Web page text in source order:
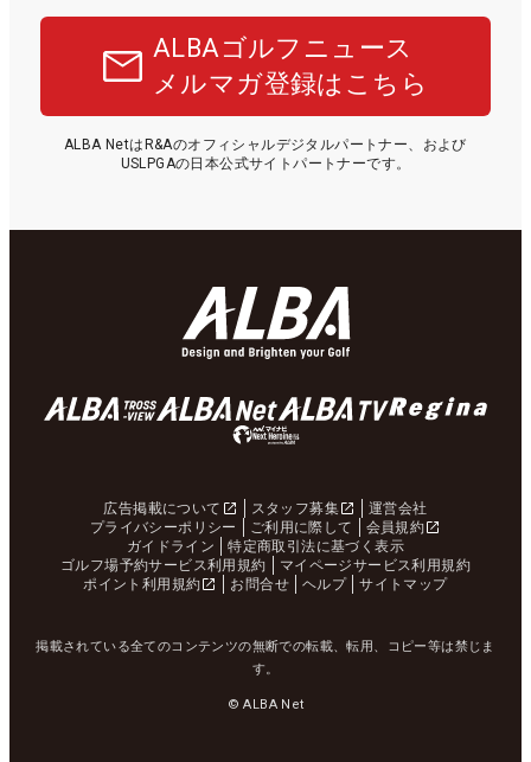
ALBAゴルフニュース
メルマガ登録はこちら
ALBA NetはR&Aのオフィシャルデジタルパートナー、および
USLPGAの日本公式サイトパートナーです。
広告掲載について スタッフ募集
運営会社
プライバシーポリシー
ご利用に際して
会員規約
ガイドライン
特定商取引法に基づく表示
ゴルフ場予約サービス利用規約
マイページサービス利用規約
ポイント利用規約
お問合せ ヘルプ サイトマップ
掲載されている全てのコンテンツの無断での転載、転用、コピー等は禁じま
す。
© ALBA Net